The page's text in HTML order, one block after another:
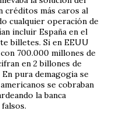
créditos más caros al
cualquier operación de
incluir España en el
billetes. Si en EEUU
700.000 millones de
en 2 billones de
pura demagogia se
se cobraban
la banca